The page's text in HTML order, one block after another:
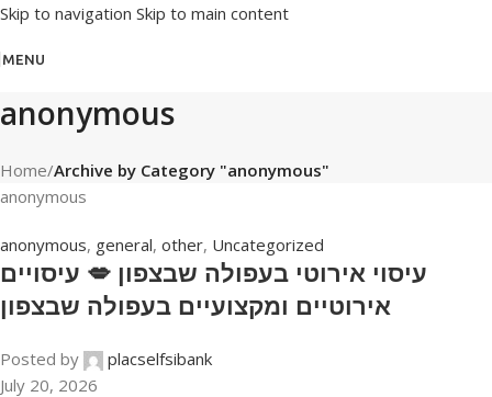
Skip to navigation Skip to main content
MENU
anonymous
Home/Archive by Category "anonymous"
anonymous
anonymous, general, other, Uncategorized
עיסוי אירוטי בעפולה שבצפון 💋 עיסויים
אירוטיים ומקצועיים בעפולה שבצפון
Posted by
placselfsibank
July 20, 2026